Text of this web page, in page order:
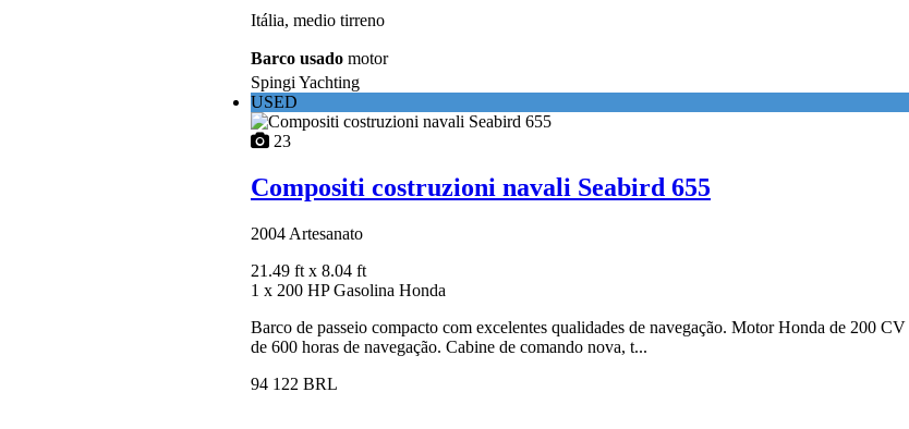
Itália, medio tirreno
Barco usado motor
Spingi Yachting
USED
23
Compositi costruzioni navali Seabird 655
2004 Artesanato
21.49 ft x 8.04 ft
1 x 200 HP Gasolina Honda
Barco de passeio compacto com excelentes qualidades de navegação. Motor Honda de 200
de 600 horas de navegação. Cabine de comando nova, t...
94 122 BRL